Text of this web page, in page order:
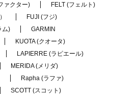
ァクター)
FELT (フェルト)
FUJI (フジ)
ム)
GARMIN
KUOTA (クオータ)
LAPIERRE (ラピエール)
MERIDA (メリダ)
Rapha (ラファ)
SCOTT (スコット)